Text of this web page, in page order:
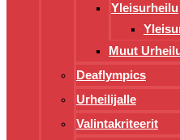
Yleisurheilu
Muut
Deaflympics
Urheilijalle
Valintakriteerit